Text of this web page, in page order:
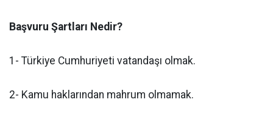
Başvuru Şartları Nedir?
1- Türkiye Cumhuriyeti vatandaşı olmak.
2- Kamu haklarından mahrum olmamak.